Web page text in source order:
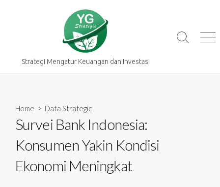
Strategi Mengatur Keuangan dan Investasi
Search
Home > Data Strategic
Survei Bank Indonesia:
Konsumen Yakin Kondisi
Ekonomi Meningkat